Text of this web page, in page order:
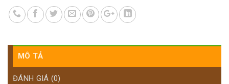
MÔ TẢ
ĐÁNH GIÁ (0)